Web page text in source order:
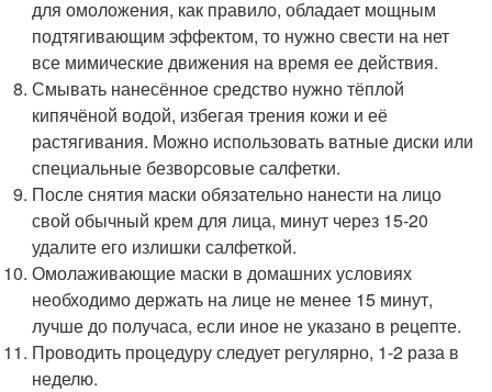
для омоложения, как правило, обладает мощным
подтягивающим эффектом, то нужно свести на нет
все мимические движения на время ее действия.
Смывать нанесённое средство нужно тёплой
кипячёной водой, избегая трения кожи и её
растягивания. Можно использовать ватные диски или
специальные безворсовые салфетки.
После снятия маски обязательно нанести на лицо
свой обычный крем для лица, минут через 15-20
удалите его излишки салфеткой.
Омолаживающие маски в домашних условиях
необходимо держать на лице не менее 15 минут,
лучше до получаса, если иное не указано в рецепте.
Проводить процедуру следует регулярно, 1-2 раза в
неделю.